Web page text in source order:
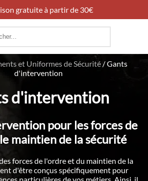
gratuite à partir de 30€
et Uniformes de Sécurité/Gants
d'intervention
d'intervention
pour les forces de
maintien de la sécurité
forces de l'ordre et du maintien de la
d'être conçus spécifiquement pour